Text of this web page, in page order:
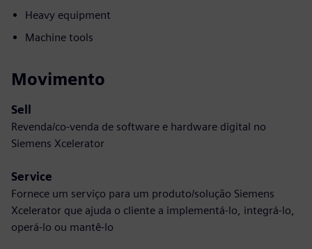
Heavy equipment
Machine tools
Movimento
Sell
Revenda/co-venda de software e hardware digital no
Siemens Xcelerator
Service
Fornece um serviço para um produto/solução Siemens
Xcelerator que ajuda o cliente a implementá-lo, integrá-lo,
operá-lo ou mantê-lo